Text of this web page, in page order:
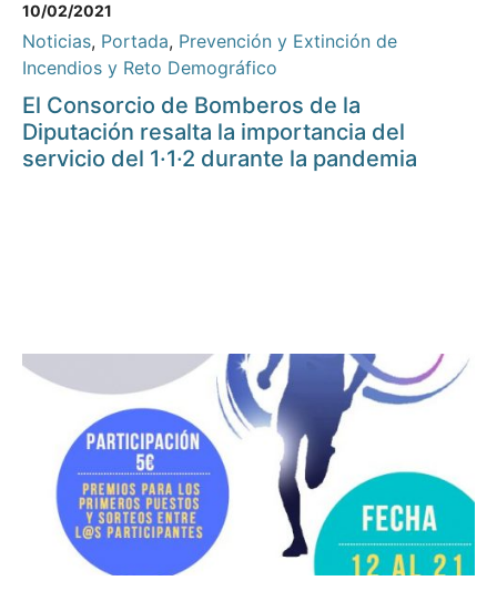
10/02/2021
Noticias, Portada, Prevención y Extinción de
Incendios y Reto Demográfico
El Consorcio de Bomberos de la
Diputación resalta la importancia del
servicio del 1·1·2 durante la pandemia